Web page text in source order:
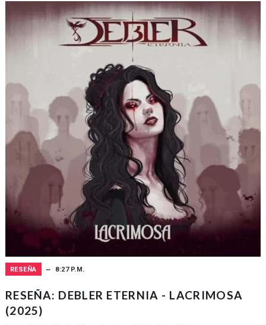
RESEÑA 8:27 P.M.
RESEÑA: DEBLER ETERNIA - LACRIMOSA
(2025)